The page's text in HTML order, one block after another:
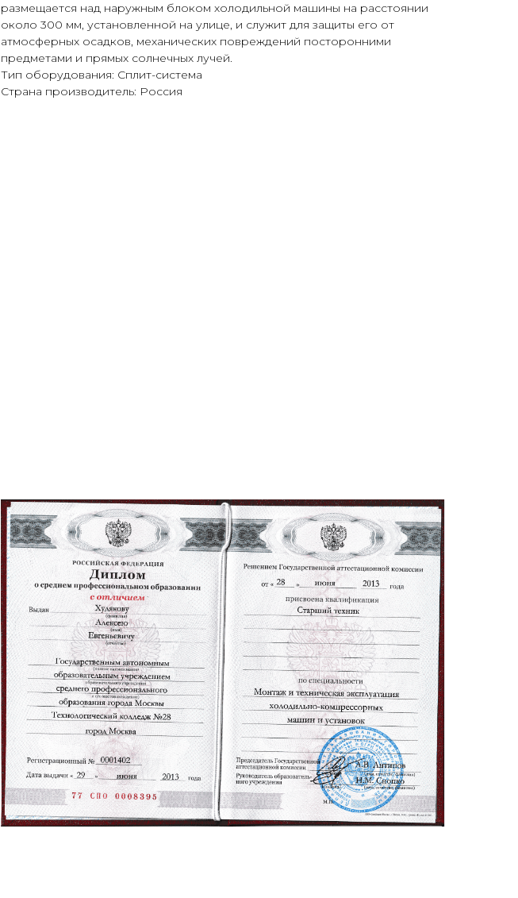
размещается над наружным блоком холодильной машины на расстоянии
около 300 мм, установленной на улице, и служит для защиты его от
атмосферных осадков, механических повреждений посторонними
предметами и прямых солнечных лучей.
Тип оборудования: Сплит-система
Страна производитель: Россия